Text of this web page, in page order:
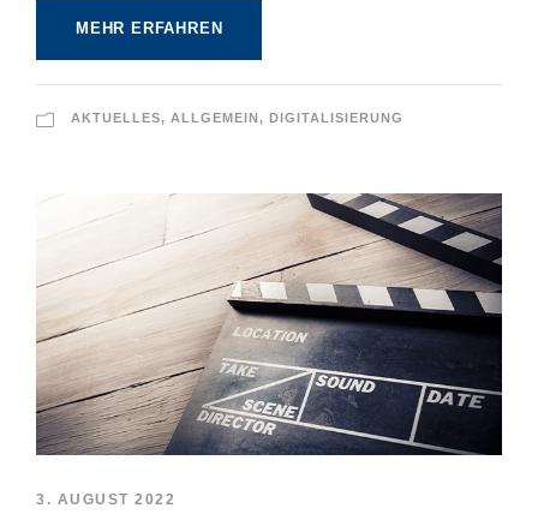
MEHR ERFAHREN
AKTUELLES, ALLGEMEIN , DIGITALISIERUNG
3. AUGUST 2022